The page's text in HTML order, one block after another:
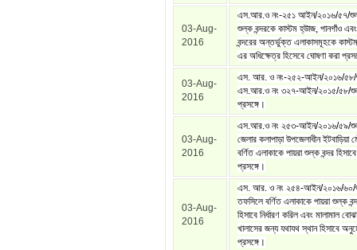
03-Aug-
2016
এস.আর.ও নং-২৫১ আইন/২০১৬/৫৭/
শুল্ক বন্দরকে কাস্টম হ্উাজ, পানগাঁও
বন্দরের অন্তর্ভুক্ত এলাকাসমূহকে
এর অধিক্ষেত্র হিসেবে ঘোষণা করা
03-Aug-
2016
এস. আর. ও নং-২৫২-আইন/২০১৬/
এস.আর.ও নং ৩২৭-আইন/২০১৫/৫৮/
প্রসঙ্গে।
03-Aug-
2016
এস.আর.ও নং ২৫৩-আইন/২০১৬/৫৯/
জেলার কলাপাড়া উপজেলাধীন
বর্ণিত এলাকাকে পায়রা শুল্ক বন্দর
প্রসঙ্গে।
03-Aug-
2016
এস. আর. ও নং ২৫৪-আইন/২০১৬/
তফসিলে বর্ণিত এলাকাকে পায়রা শুল্ক
হিসাবে নির্ধারণ করিল এবং মালামাল
খালাসের জন্য যথাযথ স্থান হিসাবে
প্রসঙ্গে।